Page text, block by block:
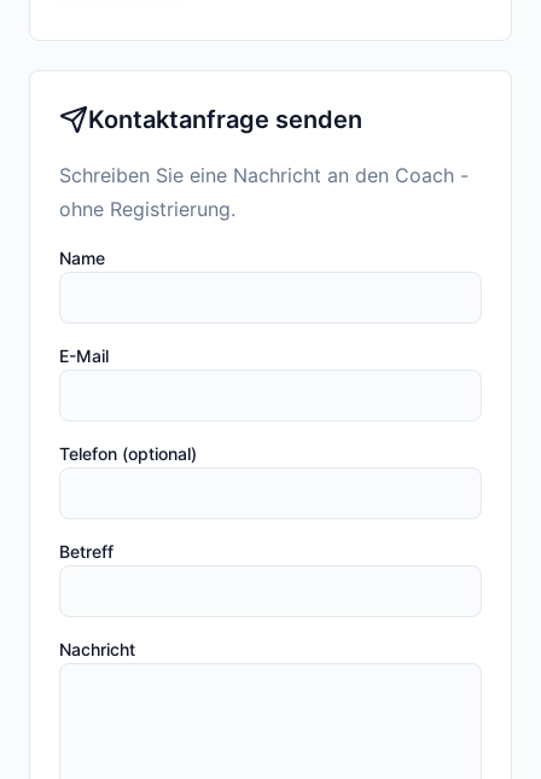
Kontaktanfrage senden
Schreiben Sie eine Nachricht an den Coach -
ohne Registrierung.
Name
E-Mail
Telefon (optional)
Betreff
Nachricht